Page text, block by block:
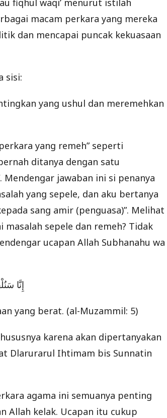
fiqhul waqi’ menurut istilah
macam perkara yang mereka
dan mencapai puncak kekuasaan
sisi:
yang ushul dan meremehkan
yang remeh” seperti
ditanya dengan satu
Mendengar jawaban ini si penanya
yang sepele, dan aku bertanya
sang amir (penguasa)”. Melihat
sepele dan remeh? Tidak
ucapan Allah Subhanahu wa
إِنَّا
yang berat. (al-Muzammil: 5)
karena akan dipertanyakan
Dlarurarul Ihtimam bis Sunnatin
agama ini semuanya penting
Allah kelak. Ucapan itu cukup